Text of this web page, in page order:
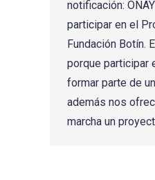
notificación:
participar en el
Fundación Botín.
porque participar
formar parte de
además nos
marcha un